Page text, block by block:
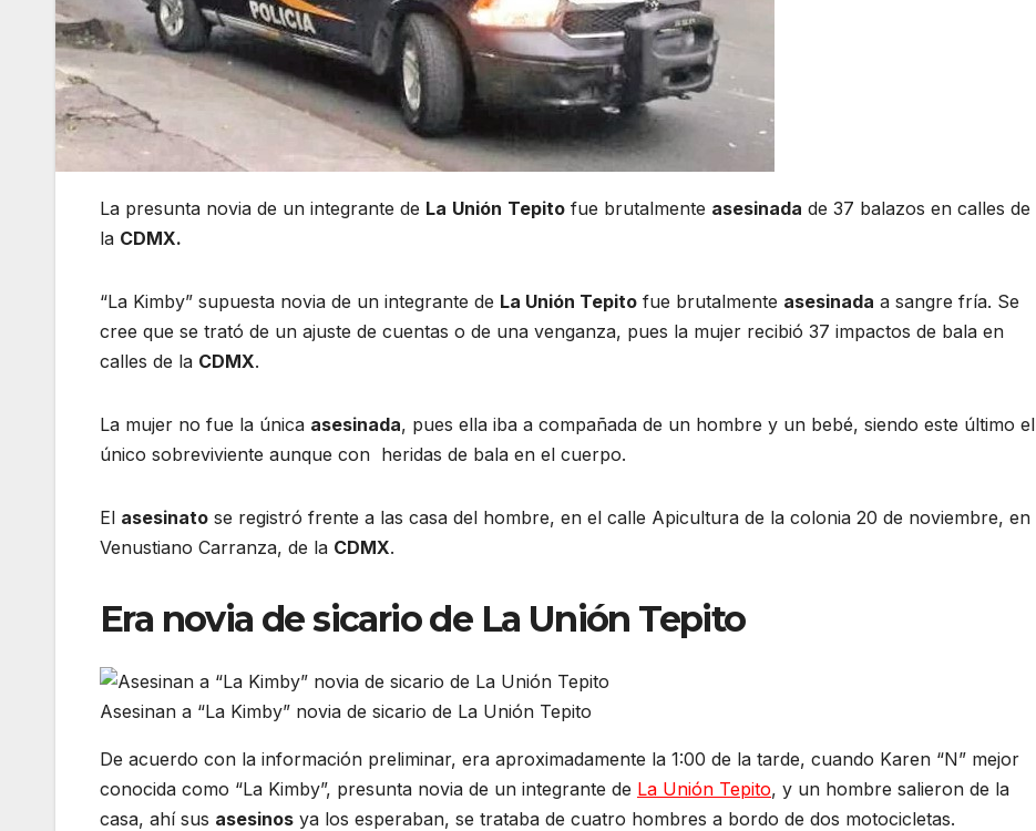
La presunta novia de un integrante de La Unión Tepito fue brutalmente asesinada de 37 balazos en calles de
la CDMX.
“La Kimby” supuesta novia de un integrante de La Unión Tepito fue brutalmente asesinada a sangre fría. Se
cree que se trató de un ajuste de cuentas o de una venganza, pues la mujer recibió 37 impactos de bala en
calles de la CDMX.
La mujer no fue la única asesinada, pues ella iba a compañada de un hombre y un bebé, siendo este último el
único sobreviviente aunque con heridas de bala en el cuerpo.
El asesinato se registró frente a las casa del hombre, en el calle Apicultura de la colonia 20 de noviembre, en
Venustiano Carranza, de la CDMX.
Era novia de sicario de La Unión Tepito
Asesinan a “La Kimby” novia de sicario de La Unión Tepito
De acuerdo con la información preliminar, era aproximadamente la 1:00 de la tarde, cuando Karen “N” mejor
conocida como “La Kimby”, presunta novia de un integrante de La Unión Tepito, y un hombre salieron de la
casa, ahí sus asesinos ya los esperaban, se trataba de cuatro hombres a bordo de dos motocicletas.